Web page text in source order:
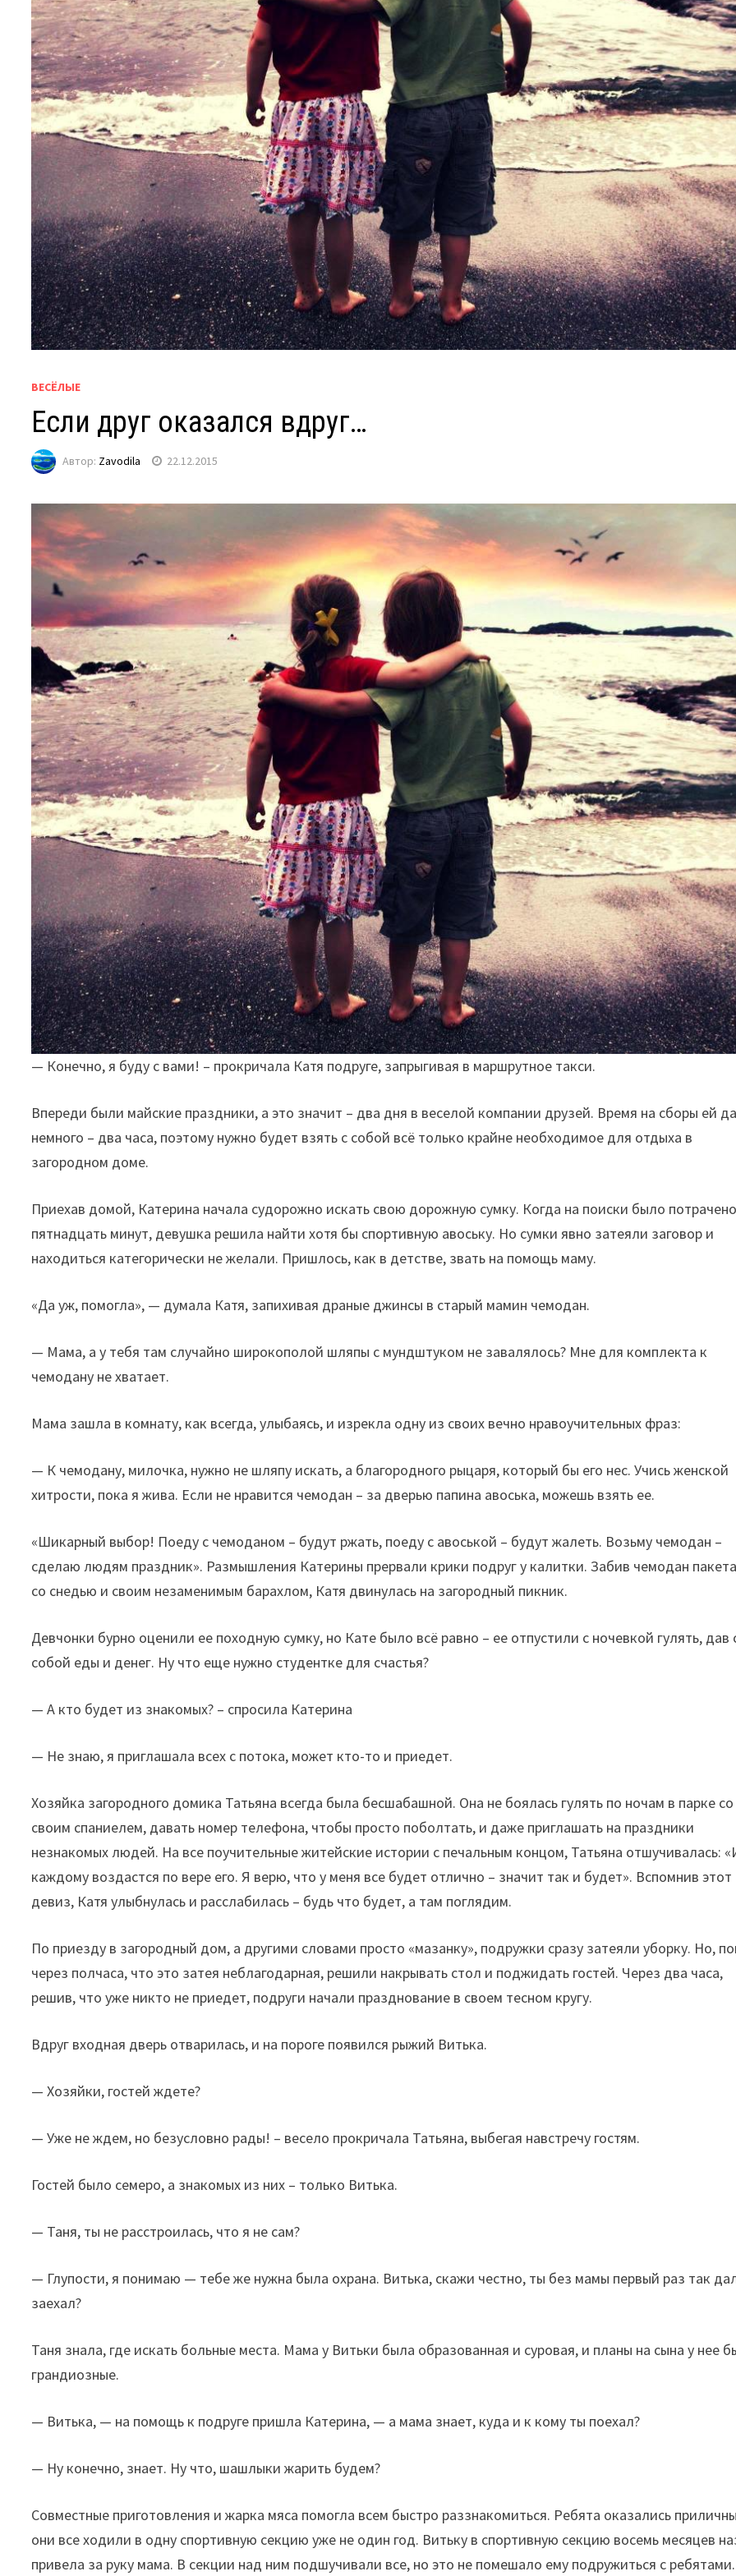
ВЕСЁЛЫЕ
Если друг оказался вдруг…
Автор: Zavodila 22.12.2015
— Конечно, я буду с вами! – прокричала Катя подруге, запрыгивая в маршрутное такси.
Впереди были майские праздники, а это значит – два дня в веселой компании друзей. Время на сборы ей
немного – два часа, поэтому нужно будет взять с собой всё только крайне необходимое для отдыха в
загородном доме.
Приехав домой, Катерина начала судорожно искать свою дорожную сумку. Когда на поиски было потрачено
пятнадцать минут, девушка решила найти хотя бы спортивную авоську. Но сумки явно затеяли заговор и
находиться категорически не желали. Пришлось, как в детстве, звать на помощь маму.
«Да уж, помогла», — думала Катя, запихивая драные джинсы в старый мамин чемодан.
— Мама, а у тебя там случайно широкополой шляпы с мундштуком не завалялось? Мне для комплекта к
чемодану не хватает.
Мама зашла в комнату, как всегда, улыбаясь, и изрекла одну из своих вечно нравоучительных фраз:
— К чемодану, милочка, нужно не шляпу искать, а благородного рыцаря, который бы его нес. Учись женской
хитрости, пока я жива. Если не нравится чемодан – за дверью папина авоська, можешь взять ее.
«Шикарный выбор! Поеду с чемоданом – будут ржать, поеду с авоськой – будут жалеть. Возьму чемодан –
сделаю людям праздник». Размышления Катерины прервали крики подруг у калитки. Забив чемодан
со снедью и своим незаменимым барахлом, Катя двинулась на загородный пикник.
Девчонки бурно оценили ее походную сумку, но Кате было всё равно – ее отпустили с ночевкой гулять, дав
собой еды и денег. Ну что еще нужно студентке для счастья?
— А кто будет из знакомых? – спросила Катерина
— Не знаю, я приглашала всех с потока, может кто-то и приедет.
Хозяйка загородного домика Татьяна всегда была бесшабашной. Она не боялась гулять по ночам в парке со
своим спаниелем, давать номер телефона, чтобы просто поболтать, и даже приглашать на праздники
незнакомых людей. На все поучительные житейские истории с печальным концом, Татьяна отшучивалась:
каждому воздастся по вере его. Я верю, что у меня все будет отлично – значит так и будет». Вспомнив этот
девиз, Катя улыбнулась и расслабилась – будь что будет, а там поглядим.
По приезду в загородный дом, а другими словами просто «мазанку», подружки сразу затеяли уборку. Но,
через полчаса, что это затея неблагодарная, решили накрывать стол и поджидать гостей. Через два часа,
решив, что уже никто не приедет, подруги начали празднование в своем тесном кругу.
Вдруг входная дверь отварилась, и на пороге появился рыжий Витька.
— Хозяйки, гостей ждете?
— Уже не ждем, но безусловно рады! – весело прокричала Татьяна, выбегая навстречу гостям.
Гостей было семеро, а знакомых из них – только Витька.
— Таня, ты не расстроилась, что я не сам?
— Глупости, я понимаю — тебе же нужна была охрана. Витька, скажи честно, ты без мамы первый раз так
заехал?
Таня знала, где искать больные места. Мама у Витьки была образованная и суровая, и планы на сына у нее
грандиозные.
— Витька, — на помощь к подруге пришла Катерина, — а мама знает, куда и к кому ты поехал?
— Ну конечно, знает. Ну что, шашлыки жарить будем?
Совместные приготовления и жарка мяса помогла всем быстро раззнакомиться. Ребята оказались
они все ходили в одну спортивную секцию уже не один год. Витьку в спортивную секцию восемь месяцев
привела за руку мама. В секции над ним подшучивали все, но это не помешало ему подружиться с ребятами.